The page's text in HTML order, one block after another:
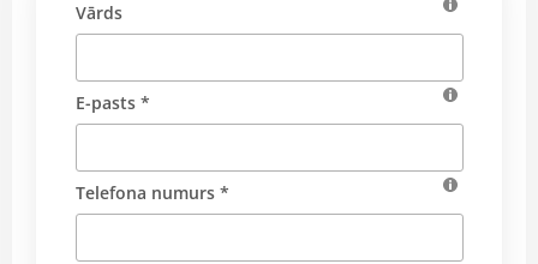
Vārds
E-pasts *
Telefona numurs *